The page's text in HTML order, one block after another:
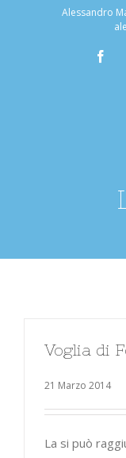
Alessandro
Voglia di
21 Marzo 2014
La si può